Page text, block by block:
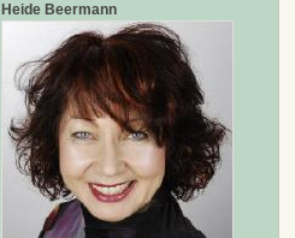
Heide Beermann